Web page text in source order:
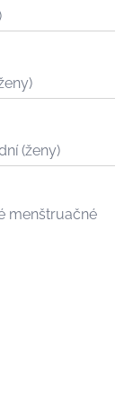
(ženy)
menštruačné